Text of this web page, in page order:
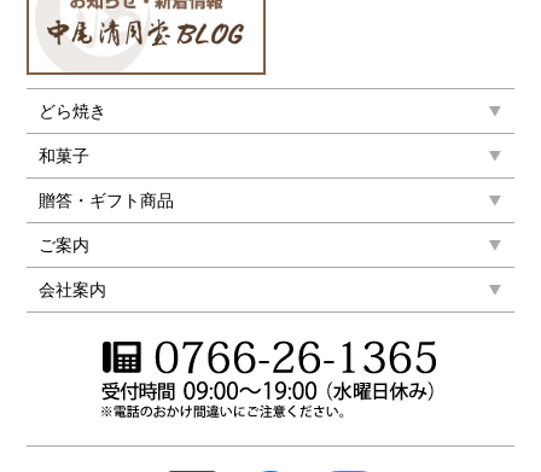
どら焼き
和菓子
贈答・ギフト商品
ご案内
会社案内